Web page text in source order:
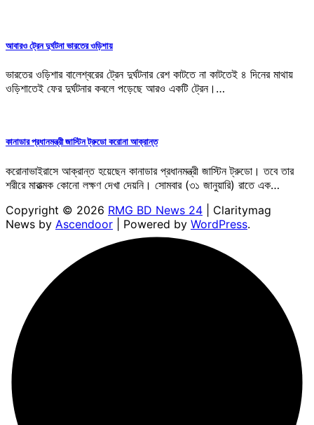
আবারও ট্রেন দুর্ঘটনা ভারতের ওড়িশায়
ভারতের ওড়িশার বালেশ্বরের ট্রেন দুর্ঘটনার রেশ কাটতে না কাটতেই ৪ দিনের মাথায়
ওড়িশাতেই ফের দুর্ঘটনার কবলে পড়েছে আরও একটি ট্রেন।…
কানাডার প্রধানমন্ত্রী জাস্টিন ট্রুডো করোনা আক্রান্ত
করোনাভাইরাসে আক্রান্ত হয়েছেন কানাডার প্রধানমন্ত্রী জাস্টিন ট্রুডো। তবে তার
শরীরে মারাত্মক কোনো লক্ষণ দেখা দেয়নি। সোমবার (৩১ জানুয়ারি) রাতে এক…
Copyright © 2026 RMG BD News 24 | Claritymag
News by Ascendoor | Powered by WordPress.